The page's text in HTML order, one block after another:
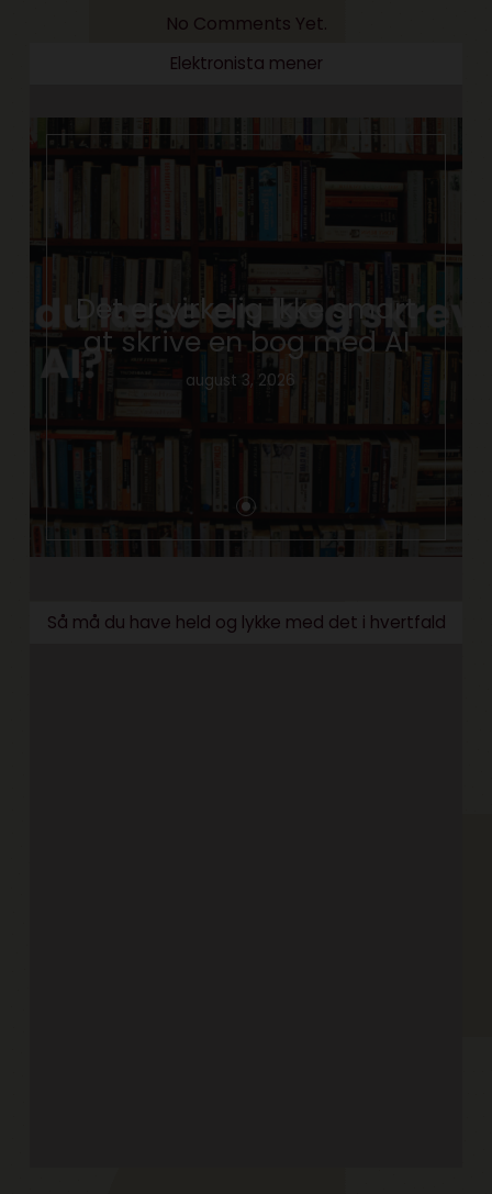
No Comments Yet.
Elektronista mener
Det er virkelig ikke smart
at skrive en bog med AI
august 3, 2026
Så må du have held og lykke med det i hvertfald